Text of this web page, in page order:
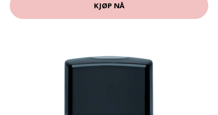
KJØP NÅ